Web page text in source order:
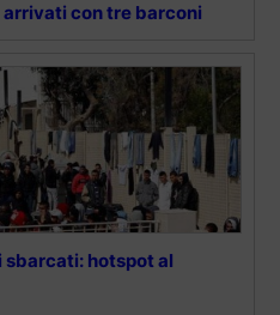
arrivati con tre barconi
sbarcati: hotspot al